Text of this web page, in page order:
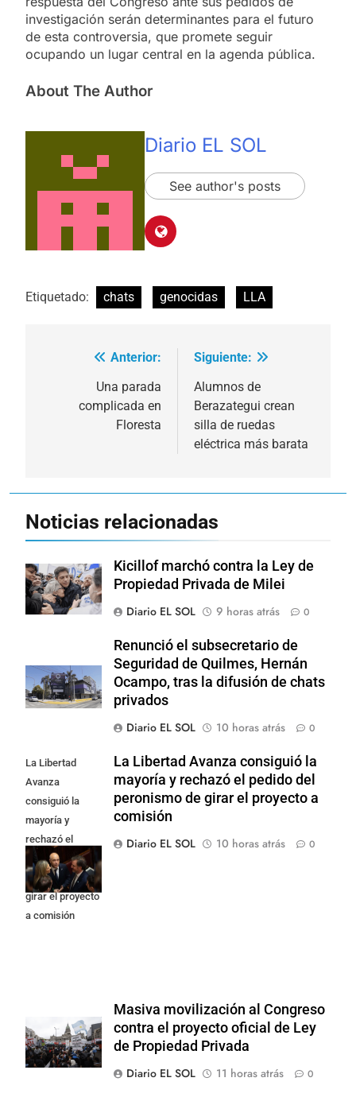
investigación serán determinantes para el futuro
de esta controversia, que promete seguir
ocupando un lugar central en la agenda pública.
About The Author
Diario EL SOL
See author's posts
Etiquetado: chats genocidas LLA
Navegación
entradas
Anterior:
Una parada
complicada en
Floresta
Siguiente:
Alumnos de
Berazategui crean
silla de ruedas
eléctrica más barata
Noticias relacionadas
Kicillof marchó contra la Ley de
Propiedad Privada de Milei
Diario EL SOL
9 horas atrás 0
Renunció el subsecretario de
Seguridad de Quilmes, Hernán
Ocampo, tras la difusión de chats
privados
Diario EL SOL
10 horas atrás 0
La Libertad
Avanza
consiguió la
mayoría y
rechazó el
pedido del
peronismo de
girar el proyecto
a comisión
La Libertad Avanza consiguió la
mayoría y rechazó el pedido del
peronismo de girar el proyecto a
comisión
Diario EL SOL
10 horas atrás 0
Masiva movilización al Congreso
contra el proyecto oficial de Ley
de Propiedad Privada
Diario EL SOL
11 horas atrás 0